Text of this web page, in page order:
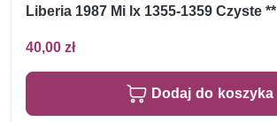
Liberia 1987 Mi lx 1355-1359 Czyste **
40,00 zł
Dodaj do koszyka